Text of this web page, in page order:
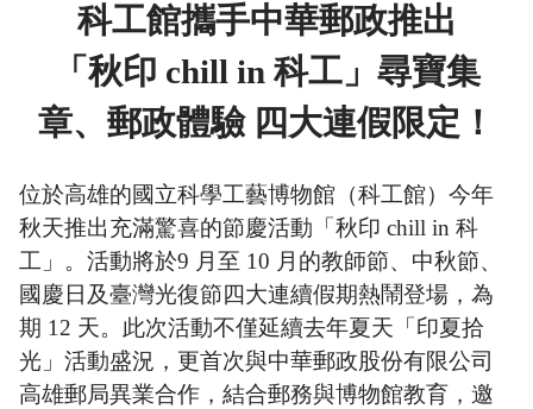
科工館攜手中華郵政推出
「秋印 chill in 科工」尋寶集
章、郵政體驗 四大連假限定！
位於高雄的國立科學工藝博物館（科工館）今年
秋天推出充滿驚喜的節慶活動「秋印 chill in 科
工」。活動將於9 月至 10 月的教師節、中秋節、
國慶日及臺灣光復節四大連續假期熱鬧登場，為
期 12 天。此次活動不僅延續去年夏天「印夏拾
光」活動盛況，更首次與中華郵政股份有限公司
高雄郵局異業合作，結合郵務與博物館教育，邀